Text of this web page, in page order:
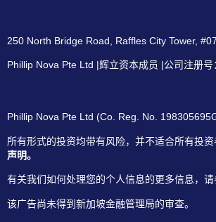
250 North Bridge Road, Raffles City Tower,
Phillip Nova Pte Ltd |辉立资本成员 |公司注册
Phillip Nova Pte Ltd (Co. Reg. No.
所有形式的投资均带有风险，并不适合所有投
声明。
有关我们如何处理您的个人信息的更多信息，
该广告尚未得到新加坡金融管理局的审查。